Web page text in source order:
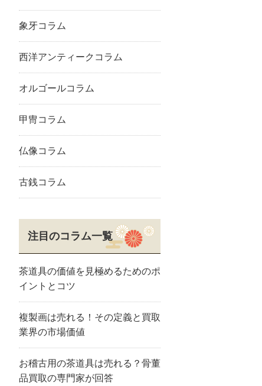
象牙コラム
西洋アンティークコラム
オルゴールコラム
甲冑コラム
仏像コラム
古銭コラム
注目のコラム一覧
茶道具の価値を見極めるためのポ
イントとコツ
複製画は売れる！その定義と買取
業界の市場価値
お稽古用の茶道具は売れる？骨董
品買取の専門家が回答